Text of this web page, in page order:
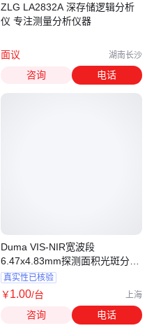
ZLG LA2832A 深存储逻辑分析
仪 专注测量分析仪器
面议 湖南长沙
咨询 电话
Duma VIS-NIR宽波段
6.47x4.83mm探测面积光斑分析
仪
真实性已核验
￥1.00/台 上海
咨询 电话